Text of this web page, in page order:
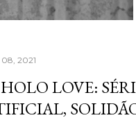
2021
LOVE: